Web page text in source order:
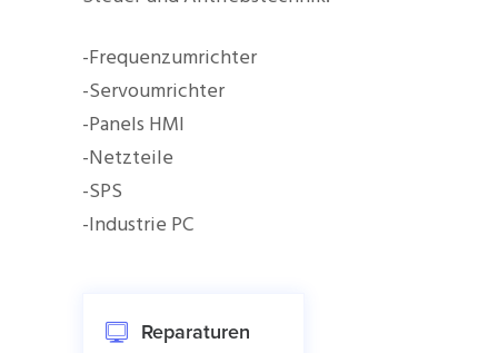
-Frequenzumrichter
-Servoumrichter
-Panels HMI
-Netzteile
-SPS
-Industrie PC
Reparaturen